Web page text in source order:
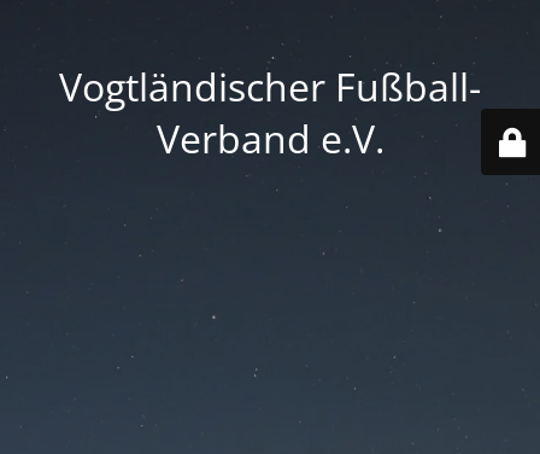
Vogtländischer Fußball-
Verband e.V.